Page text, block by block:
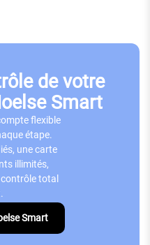
de votre
Smart
flexible
étape.
une carte
illimités,
total
Smart